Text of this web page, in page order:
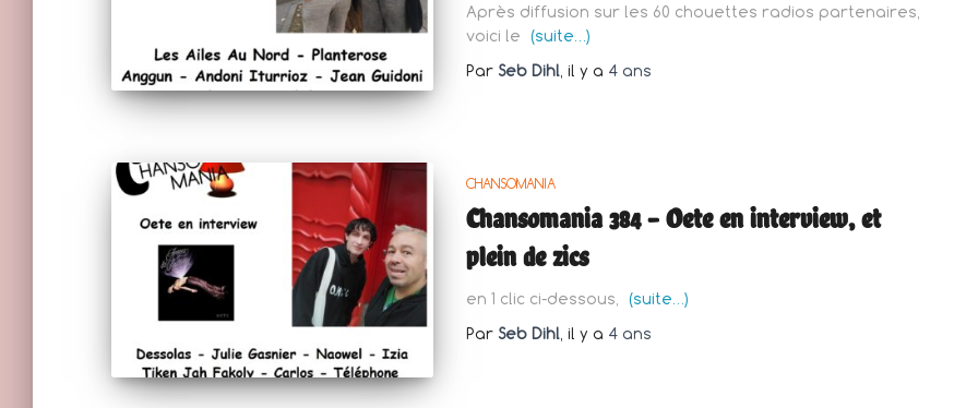
Après diffusion sur les 60 chouettes radios partenaires,
voici le (suite…)
Par Seb Dihl, il y a 4 ans
CHANSOMANIA
Chansomania 384 – Oete en interview, et
plein de zics
en 1 clic ci-dessous, (suite…)
Par Seb Dihl, il y a 4 ans